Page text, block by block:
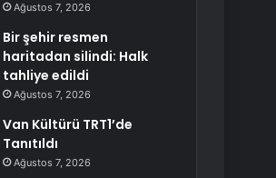
Ağustos 7, 2026
Bir şehir resmen
haritadan silindi: Halk
tahliye edildi
Ağustos 7, 2026
Van Kültürü TRT1’de
Tanıtıldı
Ağustos 7, 2026